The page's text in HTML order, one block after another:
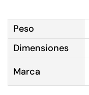
Peso
Dimensiones
Marca